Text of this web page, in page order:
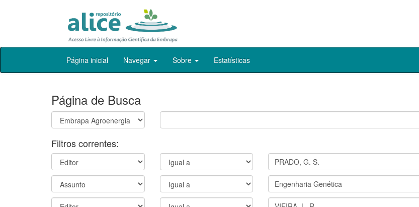
Skip
Página inicial Navegar Sobre Estatísticas
Página de Busca
Filtros correntes: